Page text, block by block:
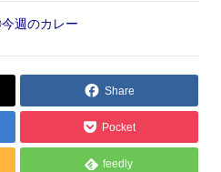
週のカレー
Share
Pocket
feedly